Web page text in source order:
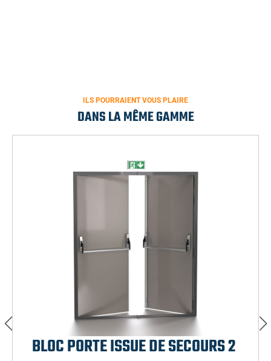
ILS POURRAIENT VOUS PLAIRE
DANS LA MÊME GAMME
BLOC PORTE ISSUE DE SECOURS 2